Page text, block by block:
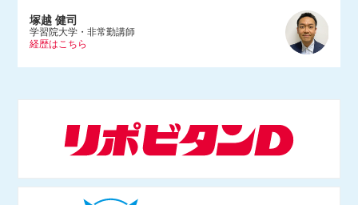
1983年、埼玉県生まれ。早稲田大学法学部を卒業後、2005年に朝日
新聞社入社。文化くらし報道部やデジタル編集部で記者をつとめ、2
015年にダンス営業規制問題を追った『ルポ風営法改正 踊れる国の
塚越 健司
学習院大学・非常勤講師
経歴はこちら
ースで読み解くネット社会の歩き方』（出版芸術社）をはじめ、共著
等多数。マスメディアでも積極的に発信し、朝日新 聞論壇委員（202
1年4月〜）もつとめる。